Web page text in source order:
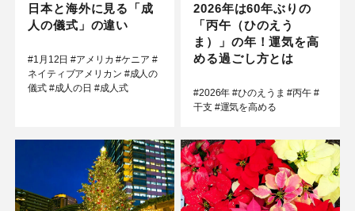
日本と海外に見る「成
人の儀式」の違い
#1月12日 #アメリカ #ケニア #
ネイティブアメリカン #成人の
儀式 #成人の日 #成人式
2026年は60年ぶりの
「丙午（ひのえう
ま）」の年！運気を高
める過ごし方とは
#2026年 #ひのえうま #丙午 #
干支 #運気を高める